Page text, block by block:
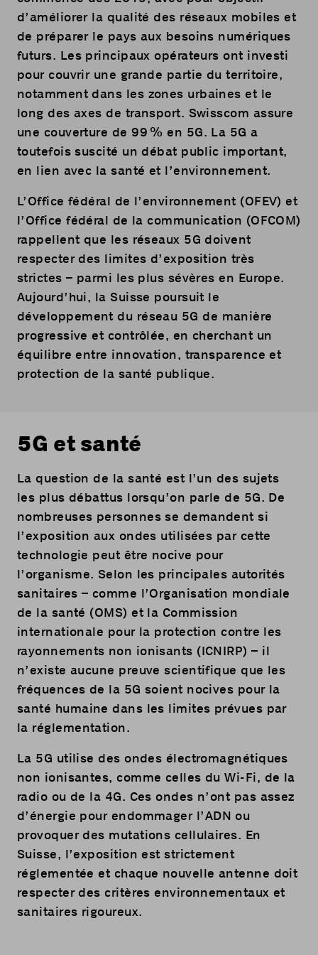
d’améliorer la qualité des réseaux mobiles et
de préparer le pays aux besoins numériques
futurs. Les principaux opérateurs ont investi
pour couvrir une grande partie du territoire,
notamment dans les zones urbaines et le
long des axes de transport. Swisscom assure
une couverture de 99 % en 5G. La 5G a
toutefois suscité un débat public important,
en lien avec la santé et l’environnement.
L’Office fédéral de l’environnement (OFEV) et
l’Office fédéral de la communication (OFCOM)
rappellent que les réseaux 5G doivent
respecter des limites d’exposition très
strictes – parmi les plus sévères en Europe.
Aujourd’hui, la Suisse poursuit le
développement du réseau 5G de manière
progressive et contrôlée, en cherchant un
équilibre entre innovation, transparence et
protection de la santé publique.
5G et santé
La question de la santé est l’un des sujets
les plus débattus lorsqu’on parle de 5G. De
nombreuses personnes se demandent si
l’exposition aux ondes utilisées par cette
technologie peut être nocive pour
l’organisme. Selon les principales autorités
sanitaires – comme l’Organisation mondiale
de la santé (OMS) et la Commission
internationale pour la protection contre les
rayonnements non ionisants (ICNIRP) – il
n’existe aucune preuve scientifique que les
fréquences de la 5G soient nocives pour la
santé humaine dans les limites prévues par
la réglementation.
La 5G utilise des ondes électromagnétiques
non ionisantes, comme celles du Wi-Fi, de la
radio ou de la 4G. Ces ondes n’ont pas assez
d’énergie pour endommager l’ADN ou
provoquer des mutations cellulaires. En
Suisse, l’exposition est strictement
réglementée et chaque nouvelle antenne doit
respecter des critères environnementaux et
sanitaires rigoureux.